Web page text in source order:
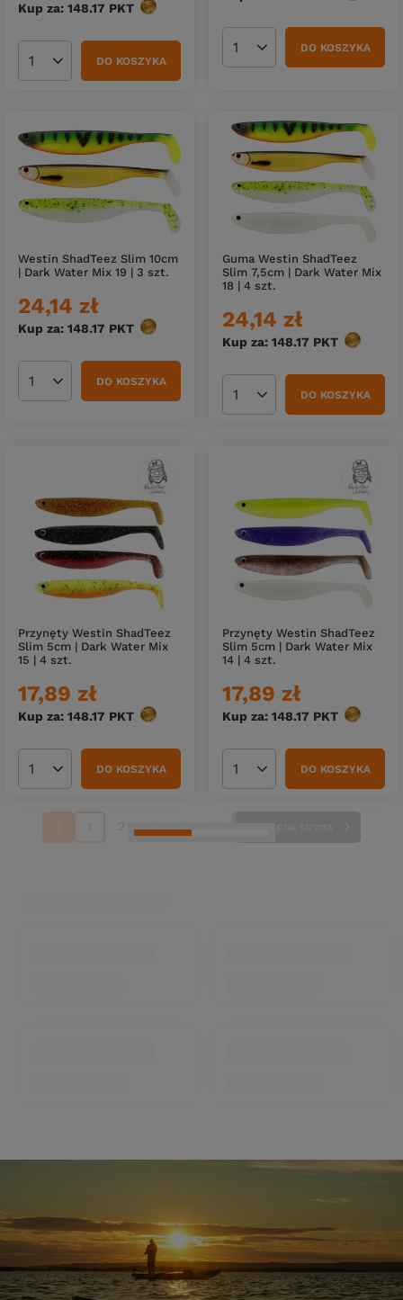
Kup za: 148.17 PKT punktów
Ilość produktówDO KOSZYKA
Ilość produktówDO KOSZYKA
Westin ShadTeez Slim 10cm
| Dark Water Mix 19 | 3 szt.
24,14 zł
Kup za: 148.17 PKT punktów
Ilość produktówDO KOSZYKA
Guma Westin ShadTeez
Slim 7,5cm | Dark Water Mix
18 | 4 szt.
24,14 zł
Kup za: 148.17 PKT punktów
Ilość produktówDO KOSZYKA
Przynęty Westin ShadTeez
Slim 5cm | Dark Water Mix
15 | 4 szt.
17,89 zł
Kup za: 148.17 PKT punktów
Ilość produktówDO KOSZYKA
Przynęty Westin ShadTeez
Slim 5cm | Dark Water Mix
14 | 4 szt.
17,89 zł
Kup za: 148.17 PKT punktów
Ilość produktówDO KOSZYKA
1 2 3 4